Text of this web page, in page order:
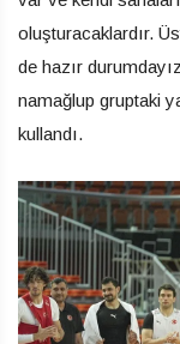
oluşturacaklardır.
de hazır
namağlup gruptaki
kullandı.